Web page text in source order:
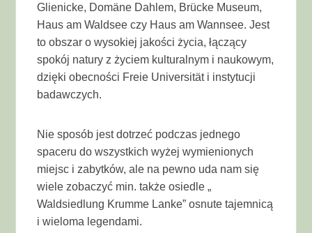
Glienicke, Domäne Dahlem, Brücke Museum,
Haus am Waldsee czy Haus am Wannsee. Jest
to obszar o wysokiej jakości życia, łączący
spokój natury z życiem kulturalnym i naukowym,
dzięki obecności Freie Universität i instytucji
badawczych.
Nie sposób jest dotrzeć podczas jednego
spaceru do wszystkich wyżej wymienionych
miejsc i zabytków, ale na pewno uda nam się
wiele zobaczyć min. także osiedle „
Waldsiedlung Krumme Lanke” osnute tajemnicą
i wieloma legendami.